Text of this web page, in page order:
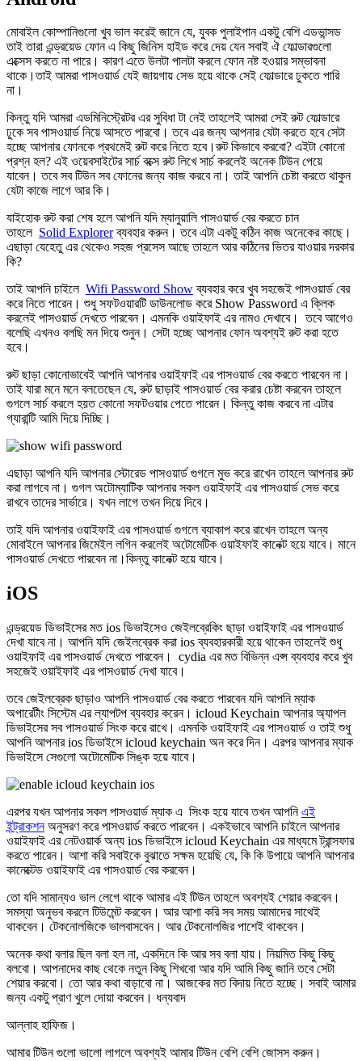
মোবাইল কোম্পানিগুলো খুব ভাল করেই জানে যে, যুবক পুলাইপান একটু বেশি এডভান্সড
তাই তারা এন্ড্রয়েড ফোন এ কিছু জিনিস হাইড করে দেয় যেন সবাই ঐ ফোল্ডারগুলো
এক্সেস করতে না পারে। কারণ এতে উলটা পালটা করলে ফোন নষ্ট হওয়ার সম্ভাবনা
থাকে।তাই আমরা পাসওয়ার্ড যেই জায়গায় সেভ হয়ে থাকে সেই ফোল্ডারে ঢুকতে পারি
না।
কিন্তু যদি আমরা এডমিনিস্ট্রেটর এর সুবিধা টা নেই তাহলেই আমরা সেই রুট ফোল্ডারে
ঢুকে সব পাসওয়ার্ড নিয়ে আসতে পারবো। তবে এর জন্য আপনার যেটা করতে হবে সেটা
হচ্ছে আপনার ফোনকে প্রথমেই রুট করে নিতে হবে।রুট কিভাবে করবো? এইটা কোনো
প্রশ্ন হল? এই ওয়েবসাইটের সার্চ বক্সে রুট লিখে সার্চ করলেই অনেক টিউন পেয়ে
যাবেন। তবে সব টিউন সব ফোনের জন্য কাজ করবে না। তাই আপনি চেষ্টা করতে থাকুন
যেটা কাজে লাগে আর কি।
যাইহোক রুট করা শেষ হলে আপনি যদি ম্যানুয়ালি পাসওয়ার্ড বের করতে চান
তাহলে Solid Explorerব্যবহার করুন। তবে এটা একটু কঠিন কাজ অনেকের কাছে।
এছাড়া যেহেতু এর থেকেও সহজ প্রসেস আছে তাহলে আর কঠিনের ভিতর যাওয়ার দরকার
কি?
তাই আপনি চাইলে Wifi Password Showব্যবহার করে খুব সহজেই পাসওয়ার্ড বের
করে নিতে পারেন। শুধু সফটওয়ারটি ডাউনলোড করে Show Password এ ক্লিক
করলেই পাসওয়ার্ড দেখতে পারবেন। এমনকি ওয়াইফাই এর নামও দেখাবে। তবে আগেও
বলেছি এখনও বলছি মন দিয়ে শুনুন। সেটা হচ্ছে আপনার ফোন অবশ্যই রুট করা হতে
হবে।
রুট ছাড়া কোনোভাবেই আপনি আপনার ওয়াইফাই এর পাসওয়ার্ড বের করতে পারবেন না।
তাই যারা মনে মনে বলতেছেন যে, রুট ছাড়াই পাসওয়ার্ড বের করার চেষ্টা করবেন তাহলে
গুগলে সার্চ করলে হয়ত কোনো সফটওয়ার পেতে পারেন। কিন্তু কাজ করবে না এটার
গ্যারান্টি আমি দিয়ে দিচ্ছি।
এছাড়া আপনি যদি আপনার স্টোরেড পাসওয়ার্ড গুগলে মুভ করে রাখেন তাহলে আপনার রুট
করা লাগবে না। গুগল অটোম্যাটিক আপনার সকল ওয়াইফাই এর পাসওয়ার্ড সেভ করে
রাখবে তাদের সার্ভারে। যখন লাগে তখন দিয়ে দিবে।
তাই যদি আপনার ওয়াইফাই এর পাসওয়ার্ড গুগলে ব্যাকাপ করে রাখেন তাহলে অন্য
মোবাইলে আপনার জিমেইল লগিন করলেই অটোমেটিক ওয়াইফাই কানেক্ট হয়ে যাবে। মানে
পাসওয়ার্ড দেখতে পারবেন না।কিন্তু কানেক্ট হয়ে যাবে।
iOS
এন্ড্রয়েড ডিভাইসের মত ios ডিভাইসেও জেইলব্রেকিং ছাড়া ওয়াইফাই এর পাসওয়ার্ড
দেখা যাবে না। আপনি যদি জেইলব্রেক করা ios ব্যবহারকারী হয়ে থাকেন তাহলেই শুধু
ওয়াইফাই এর পাসওয়ার্ড দেখতে পারবেন। cydia এর মত বিভিন্ন এপ্স ব্যবহার করে খুব
সহজেই ওয়াইফাই এর পাসওয়ার্ড দেখা যাবে।
তবে জেইলব্রেক ছাড়াও আপনি পাসওয়ার্ড বের করতে পারবেন যদি আপনি ম্যাক
অপারেটীং সিস্টেম এর ল্যাপটপ ব্যবহার করেন। icloud Keychain আপনার অ্যাপল
ডিভাইসের সব পাসওয়ার্ড সিংক করে রাখে। এমনকি ওয়াইফাই এর পাসওয়ার্ড ও তাই শুধু
আপনি আপনার ios ডিভাইসে icloud keychain অন করে দিন। এরপর আপনার ম্যাক
ডিভাইসে সেগুলো অটোমেটিক সিঙ্ক হয়ে যাবে।
এরপর যখন আপনার সকল পাসওয়ার্ড ম্যাক এ সিংক হয়ে যাবে তখন আপনিএই
ইন্ট্রাকশনঅনুসরণ করে পাসওয়ার্ড করতে পারবেন। একইভাবে আপনি চাইলে আপনার
ওয়াইফাই এর নেটওয়ার্ক অন্য ios ডিভাইসে icloud Keychain এর মাধ্যমে ট্রান্সফার
করতে পারেন। আশা করি সবাইকে বুঝাতে সক্ষম হয়েছি যে, কি কি উপায়ে আপনি আপনার
কানেক্টেড ওয়াইফাই এর পাসওয়ার্ড বের করবেন।
তো যদি সামান্যও ভাল লেগে থাকে আমার এই টিউন তাহলে অবশ্যই শেয়ার করবেন।
সমস্যা অনুভব করলে টিউমেন্ট করবেন। আর আশা করি সব সময় আমাদের সাথেই
থাকবেন। টেকনোলজিকে ভালবাসবেন। আর টেকনোলজির পাশেই থাকবেন।
অনেক কথা বলার ছিল বলা হল না, একদিনে কি আর সব বলা যায়। নিয়মিত কিছু কিছু
বলবো। আপনাদের কাছ থেকে নতুন কিছু শিখবো আর যদি আমি কিছু জানি তবে সেটা
শেয়ার করবো। তো আর কথা বাড়াবো না। আজকের মত বিদায় নিতে হচ্ছে। সবাই আমার
জন্য একটু প্রাণ খুলে দোয়া করবেন। ধন্যবাদ
আল্লাহ হাফিজ।
আমার টিউন গুলো ভালো লাগলে অবশ্যই আমার টিউন বেশি বেশিজোসস করুন।